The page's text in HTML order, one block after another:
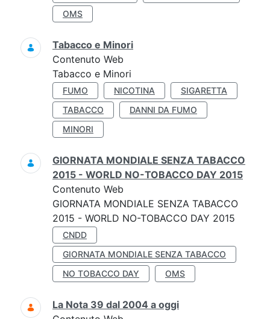
OMS
Tabacco e Minori
Contenuto Web
Tabacco e Minori
FUMO NICOTINA
SIGARETTA
TABACCO
DANNI DA FUMO
MINORI
GIORNATA MONDIALE SENZA TABACCO
2015 - WORLD NO-TOBACCO DAY 2015
Contenuto Web
GIORNATA MONDIALE SENZA TABACCO
2015 - WORLD NO-TOBACCO DAY 2015
CNDD
GIORNATA MONDIALE SENZA TABACCO
NO TOBACCO DAY
OMS
La Nota 39 dal 2004 a oggi